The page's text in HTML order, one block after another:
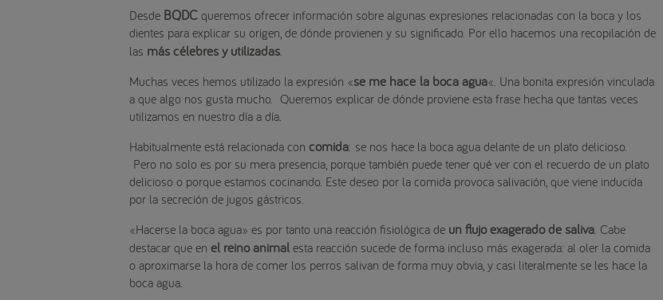
Desde BQDC queremos ofrecer información sobre algunas expresiones relacionadas con la boca y los
dientes para explicar su origen, de dónde provienen y su significado. Por ello hacemos una recopilación de
las más célebres y utilizadas
Muchas veces hemos utilizado la expresión «se me hace la boca agua«. Una bonita expresión vinculada
a que algo nos gusta mucho. Queremos explicar de dónde proviene esta frase hecha que tantas veces
utilizamos en nuestro día a día.
Habitualmente está relacionada concomida: se nos hace la boca agua delante de un plato delicioso.
Pero no solo es por su mera presencia, porque también puede tener qué ver con el recuerdo de un plato
delicioso o porque estamos cocinando. Este deseo por la comida provoca salivación, que viene inducida
por la secreción de jugos gástricos.
«Hacerse la boca agua» es por tanto una reacción fisiológica de un flujo exagerado de saliva . Cabe
destacar que en el reino animal esta reacción sucede de forma incluso más exagerada: al oler la comida
o aproximarse la hora de comer los perros salivan de forma muy obvia, y casi literalmente se les hace la
boca agua.